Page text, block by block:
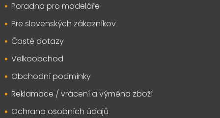
Poradna pro modeláře
Pre slovenských zákazníkov
Časté dotazy
Velkoobchod
Obchodní podmínky
Reklamace / vrácení a výměna zboží
Ochrana osobních údajů